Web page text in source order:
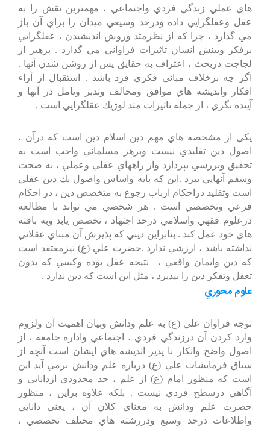
هاي عملي زندگي فردي واجتماعي ، مهمترين نقش را به
عقل وعقلگرايي داده ودرحد وسيعي ميدان را براي آن باز
مي گذارد ، چرا كه از نظرمتد وروش انديشيدن ، عقلگرايي
برفكر وبينش انسان تاثيرات فراواني مي گذارد . پرهيز از
لجاجت دربحث ، اعتراف به حقايق پس از روشن شدن آنها .
اگر چه برخلاف مباني فكري فرد باشد . استقبال از آراء
افكار وانديشه هاي موافق ومخالف وتدبر وتامل در آنها و
آينده نگري ، از جمله تاثيرات متد لوژيك عقلگرايي است .
يكي از مشخصه هاي مهم دين اسلام دين است كه درآن ،
اصول دين تقليدي نيست وبرهر مسلماني واجب است به
تحقيق وبررسي بپردازد واز راههاي عقلي وعملي ، به صحت
وسقم آنهايي ببرد .اين كه پايه واساس واصول يك دين عقلي
است وتقليد دراحكام ازباب رجوع به متخصص دين ، در احكام
فرعي وتخصصي است . هر شخصي مي تواند با مطالعه
درعلوم فقهي واسلامي درحد اجتهاد ، تخصص يابد وبه بافته
هاي خود عمل كند . بنابراين ديني كه پذيرش آن مبناي عقلاني
نداشته باشد ، ارزشي ندارد .حضرت علي (ع) نيزمعتقد است
كه دين وايمان واقعي ، نتيجه عقل بوده وكسي كه بدون
تعقل وتفكر دين را بپذيرد ، مثل اين است كه دين ندارد .
علوم محوري
توجه فراوان علي (ع) به علم ودانش وبيان اهميت آن ولزوم
وارد كردن آن درزندگي فردي ، اجتماعي واداره جامعه ، از
اصول واضح وانكار نا پذير انديشه هاي ايشان است آنچه از
سياق فرمايشات علي (ع) درباره علم ودانش برمي آيد اين
است كه منظور امام (ع) از علم ، حد محدودي ازدانايي و
آگاهي درسطح فردي نيست . بلكه علاوه براين ، منظور
حضرت علم ودانش به معناي كلان آن ، يعني دانايي
واطلاعات درحد وسيع ودررشته هاي مختلف تخصصي ،